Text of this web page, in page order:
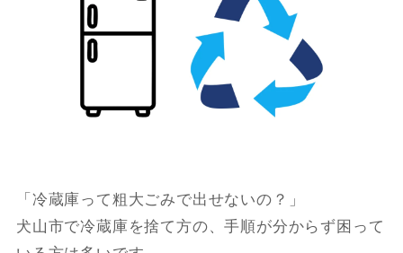
「冷蔵庫って粗大ごみで出せないの？」
犬山市で冷蔵庫を捨て方の、手順が分からず困って